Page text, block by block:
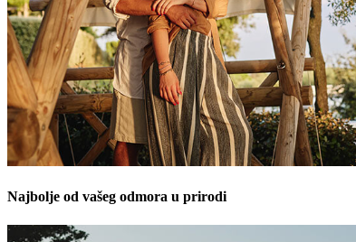
Najbolje od vašeg odmora u prirodi